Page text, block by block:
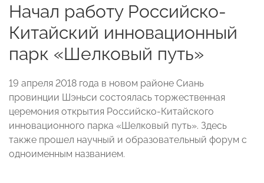
Начал работу Российско-
Китайский инновационный
парк «Шелковый путь»
19 апреля 2018 года в новом районе Сиань
провинции Шэньси состоялась торжественная
церемония открытия Российско-Китайского
инновационного парка «Шелковый путь». Здесь
также прошел научный и образовательный форум с
одноименным названием.